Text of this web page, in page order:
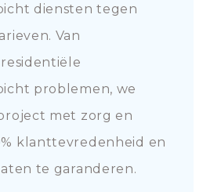
diensten tegen
Van
problemen, we
met zorg en
klanttevredenheid en
te garanderen.